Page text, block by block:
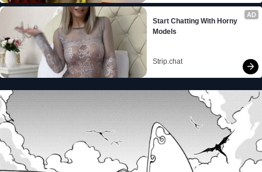
AD
Start Chatting With Horny
Models
Strip.chat